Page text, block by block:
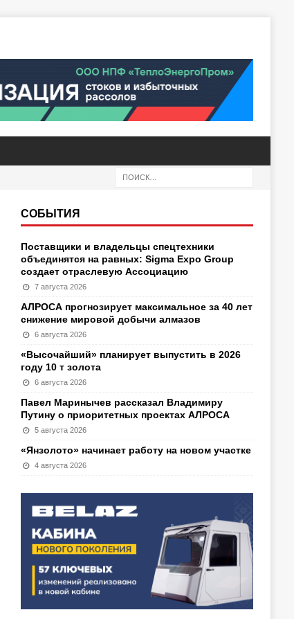
СОБЫТИЯ
Поставщики и владельцы спецтехники
объединятся на равных: Sigma Expo Group
создает отраслевую Ассоциацию
7 августа 2026
АЛРОСА прогнозирует максимальное за 40 лет
снижение мировой добычи алмазов
6 августа 2026
«Высочайший» планирует выпустить в 2026
году 10 т золота
6 августа 2026
Павел Маринычев рассказал Владимиру
Путину о приоритетных проектах АЛРОСА
5 августа 2026
«Янзолото» начинает работу на новом участке
4 августа 2026